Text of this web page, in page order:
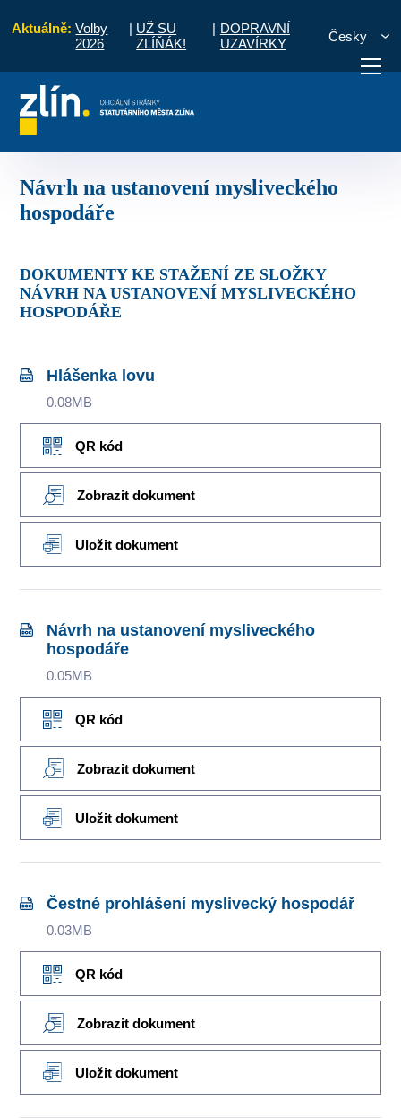
Aktuálně: Volby
2026
| UŽ SU
ZLÍŇÁK!
| DOPRAVNÍ
UZAVÍRKY
Česky
vyřídit Potřebuji zaplatit Diskuzní
Návrh na ustanovení mysliveckého
hospodáře
DOKUMENTY KE STAŽENÍ ZE SLOŽKY
NÁVRH NA USTANOVENÍ MYSLIVECKÉHO
HOSPODÁŘE
Hlášenka lovu
0.08MB
QR kód
Zobrazit dokument
Uložit dokument
Návrh na ustanovení mysliveckého
hospodáře
0.05MB
QR kód
Zobrazit dokument
Uložit dokument
Čestné prohlášení myslivecký hospodář
0.03MB
QR kód
Zobrazit dokument
Uložit dokument